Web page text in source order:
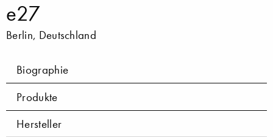
e27
Berlin, Deutschland
Biographie
Produkte
Hersteller